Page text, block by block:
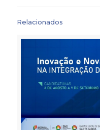
Relacionados